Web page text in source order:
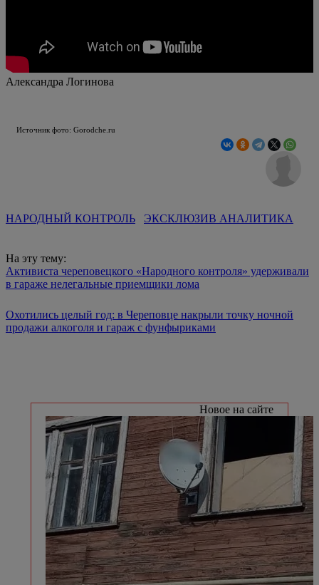
Александра Логинова
Источник фото: Gorodche.ru
НАРОДНЫЙ КОНТРОЛЬ ЭКСКЛЮЗИВ АНАЛИТИКА
На эту тему:
Активиста череповецкого «Народного контроля» удерживали
в гараже нелегальные приемщики лома
Охотились целый год: в Череповце накрыли точку ночной
продажи алкоголя и гараж с фунфыриками
Новое на сайте